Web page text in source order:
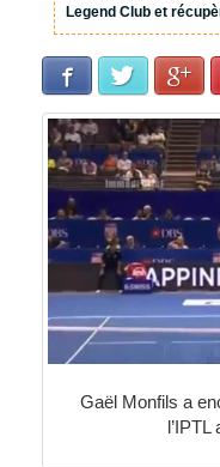
Legend Club et
Facebook Twitter
Gaël Monfils a